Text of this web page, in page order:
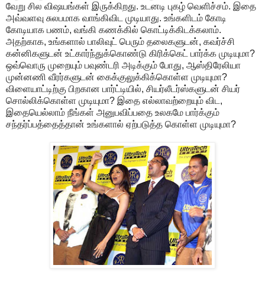
வேறு சில விஷயங்கள் இருக்கிறது. உடனடி புகழ் வெளிச்சம். இதை
அவ்வளவு சுலபமாக வாங்கிவிட முடியாது. உங்களிடம் கோடி
கோடியாக பணம், வங்கி கணக்கில் கொட்டிக்கிடக்கலாம்.
அதற்காக, உங்களால் பாலிவுட் பெரும் தலைகளுடன், கவர்ச்சி
கன்னிகளுடன் உட்கார்ந்துக்கொண்டு கிரிக்கெட் பார்க்க முடியுமா?
ஒவ்வொரு முறையும் பவுண்டரி அடிக்கும் போது, ஆஸ்திரேலியா
முன்னணி வீரர்களுடன் கைக்குலுக்கிக்கொள்ள முடியுமா?
விளையாட்டிற்கு பிறகான பார்ட்டியில், சியர்லீடர்ஸ்களுடன் சியர்
சொல்லிக்கொள்ள முடியுமா? இதை எல்லாவற்றையும் விட,
இதையெல்லாம் நீங்கள் அனுபவிப்பதை உலகமே பார்க்கும்
சந்தர்ப்பத்தைத்தான் உங்களால் ஏற்படுத்த கொள்ள முடியுமா?